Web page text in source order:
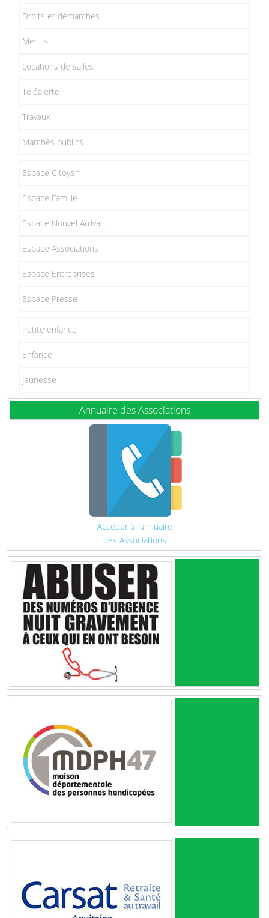
Droits et démarches
Menus
Locations de salles
Téléalerte
Travaux
Marchés publics
Espace Citoyen
Espace Famille
Espace Nouvel Arrivant
Espace Associations
Espace Entreprises
Espace Presse
Petite enfance
Enfance
Jeunesse
Annuaire des Associations
Accéder à l’annuaire
des Associations